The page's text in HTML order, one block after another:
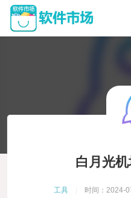
白月光
工具 时间：2024-